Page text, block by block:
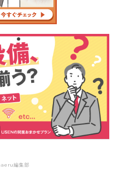
編集部